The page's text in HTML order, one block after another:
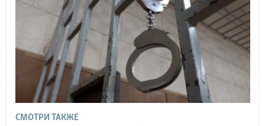
СМОТРИ ТАКЖЕ